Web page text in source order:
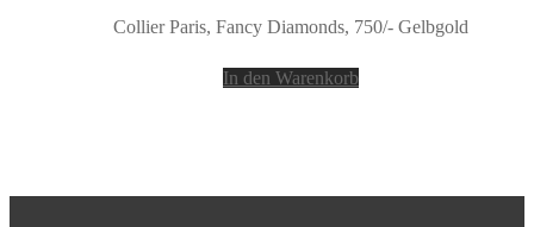
Collier Paris, Fancy Diamonds, 750/- Gelbgold
In den Warenkorb